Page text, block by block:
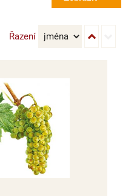
Řazení